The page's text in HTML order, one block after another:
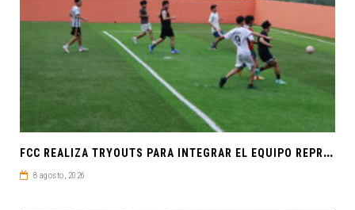
F
CC REALIZA TRYOUTS PARA INTEGRAR EL EQUIPO REPRESENTATIVO DE FÚTBOL SOCCER
8 agosto, 2026